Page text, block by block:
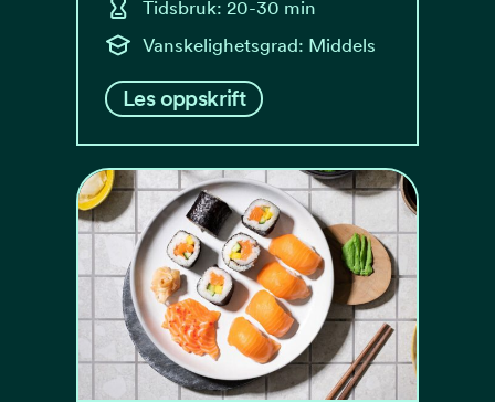
Tidsbruk: 20-30 min
Vanskelighetsgrad: Middels
Les oppskrift